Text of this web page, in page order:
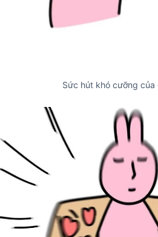
Sức hút khó cưỡng của